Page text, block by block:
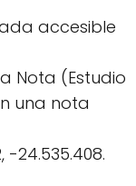
accesible
Nota (Estudio
una nota
-24.535.408.